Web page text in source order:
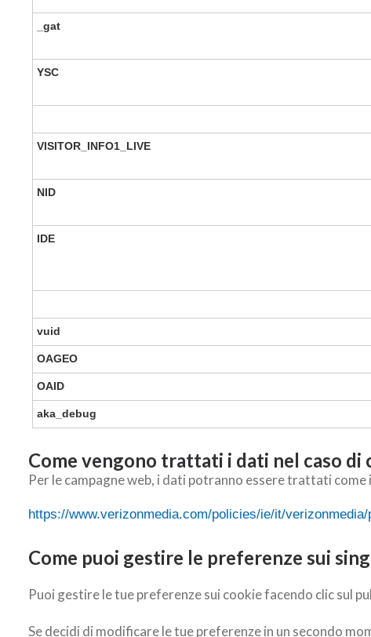
_gat
YSC
VISITOR_INFO1_LIVE
NID
IDE
vuid
OAGEO
OAID
aka_debug
Come vengono trattati i dati nel caso di
Per le campagne web, i dati potranno essere trattati
https://www.verizonmedia.com/policies/ie/it/
Come puoi gestire le preferenze sui
Puoi gestire le tue preferenze sui cookie facendo clic sul
Se decidi di modificare le tue preferenze in un secondo